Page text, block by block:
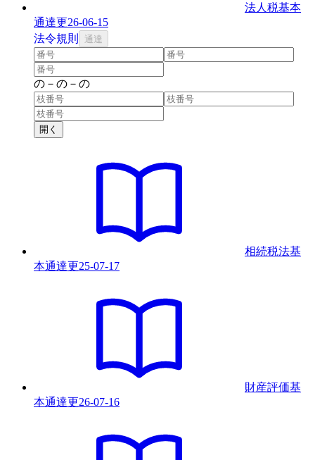
法人税基本
通達更26-06-15
法令規則 通達
の － の － の
開く
相続税法基
本通達更25-07-17
財産評価基
本通達更26-07-16